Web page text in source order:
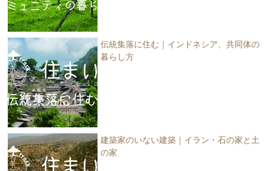
伝統集落に住む｜インドネシア、共同体の
暮らし方
建築家のいない建築｜イラン・石の家と土
の家